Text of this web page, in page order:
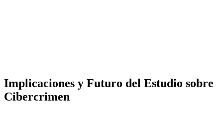
Implicaciones y Futuro del Estudio sobre
Cibercrimen